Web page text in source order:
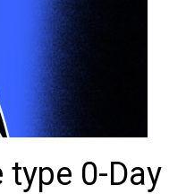
type 0-Day